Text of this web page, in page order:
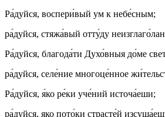
Ра́дуйся, воспери́вый ум к небе́сным;
ра́дуйся, стяжа́вый отту́ду
Ра́дуйся, благода́ти Духо́вныя до́ме
ра́дуйся, селе́ние многоце́нное
Ра́дуйся, я́ко ре́ки уче́ний источа́еши;
ра́дуйся, яко пото́ки страсте́й